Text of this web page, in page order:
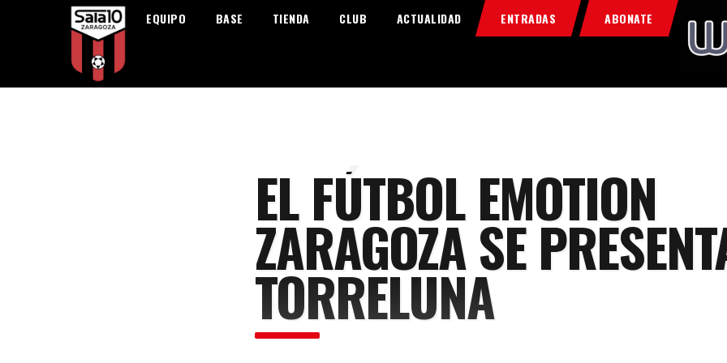
EQUIPO BASE TIENDA CLUB ACTUALIDAD ENTRADAS ABONATE
Home
Food & Drink
EL FÚTBOL EMOTION
ZARAGOZA SE
TORRELUNA